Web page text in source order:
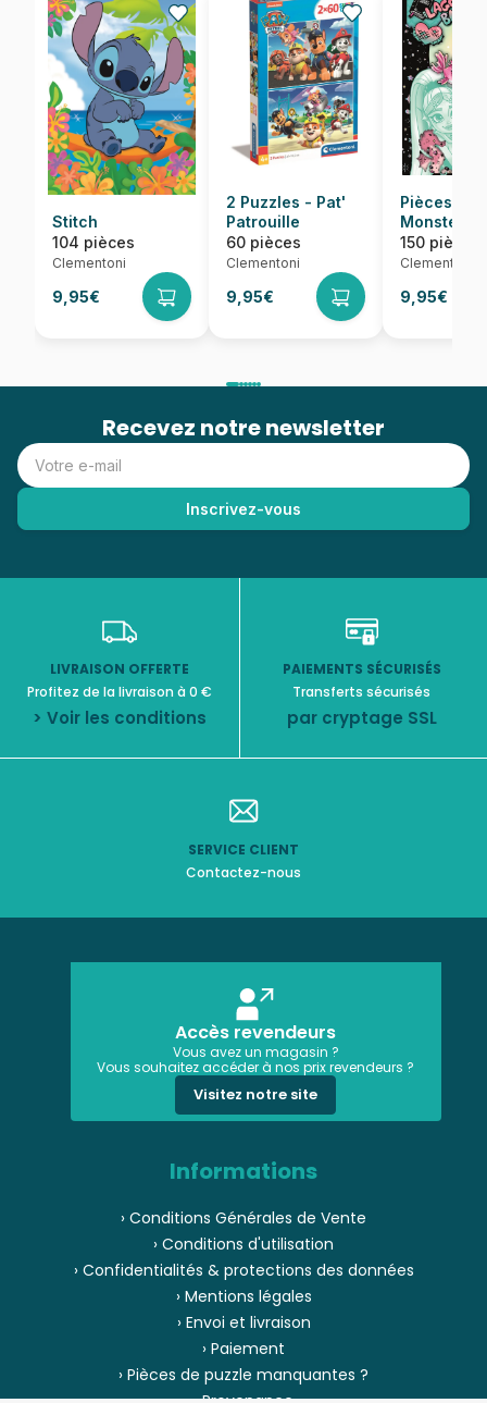
Stitch
104 pièces
Clementoni
9,95€
2 Puzzles - Pat'
Patrouille
60 pièces
Clementoni
9,95€
Pièces
Monster
150 pièces
Clementoni
9,95€
Recevez notre newsletter
LIVRAISON OFFERTE
Profitez de la livraison à 0 €
> Voir les conditions
PAIEMENTS SÉCURISÉS
Transferts sécurisés
par cryptage SSL
SERVICE CLIENT
Contactez-nous
Accès revendeurs
Vous avez un magasin ?
Vous souhaitez accéder à nos prix revendeurs ?
Visitez notre site
Informations
› Conditions Générales de Vente
› Conditions d'utilisation
› Confidentialités & protections des données
› Mentions légales
› Envoi et livraison
› Paiement
› Pièces de puzzle manquantes ?